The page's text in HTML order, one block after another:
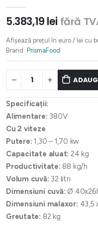
5.383,19 lei fără
Afișează prețul în euro / lei cu
Brand: PrismaFood
Specificații:
Alimentare: 380V
Cu 2 viteze
Putere: 1,30 – 1,70 kw
Capacitate aluat: 24 kg
Productivitate: 88 kg/h
Volum cuvă: 32 litri
Dimensiuni cuvă: Ø
Dimensiuni malaxor: 43,5
Greutate: 82 kg